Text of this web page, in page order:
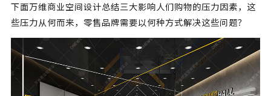
下面万维商业空间设计总结三大影响人们购物的压力因素，这
些压力从何而来，零售品牌需要以何种方式解决这些问题？